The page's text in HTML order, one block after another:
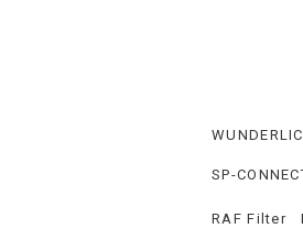
SP-
RAF Filter